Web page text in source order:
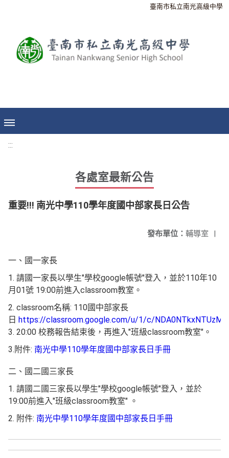
臺南市私立南光高級中學
:::
各處室最新公告
重要!!! 南光中學110學年度國中部家長日公告
發布單位： 輔導室 |
一、國一家長
1. 請國一家長以學生"學校google帳號"登入，並於110年10
月01號 19:00前進入classroom教室。
2. classroom名稱: 110國中部家長
日 https://classroom.google.com/u/1/c/
3. 20:00 校務報告結束後，再進入"班級classroom教室"。
3.附件: 南光中學110學年度國中部家長日手冊
二、國二國三家長
1. 請國二國三家長以學生"學校google帳號"登入，並於
19:00前進入"班級classroom教室" 。
2. 附件: 南光中學110學年度國中部家長日手冊